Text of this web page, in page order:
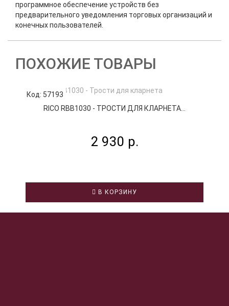
программное обеспечение устройств без
предварительного уведомления торговых организаций и
конечных пользователей.
ПОХОЖИЕ ТОВАРЫ
Код: 57193
RICO RBB1030 - ТРОСТИ ДЛЯ КЛАРНЕТА...
2 930 р.
В КОРЗИНУ